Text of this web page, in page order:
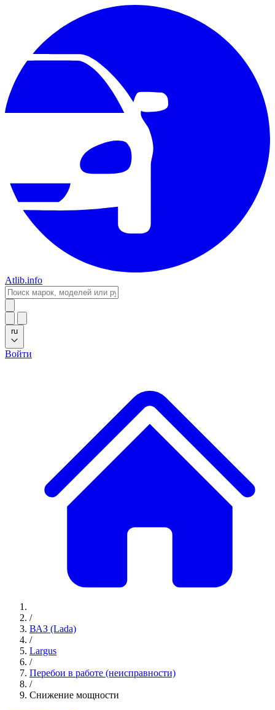
Atlib.info
ru
Войти
/
ВАЗ (Lada)
/
Largus
/
Перебои в работе (неисправности)
/
Снижение мощности